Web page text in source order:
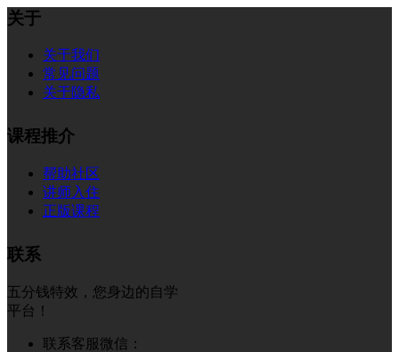
关于
关于我们
常见问题
关于隐私
课程推介
帮助社区
讲师入住
正版课程
联系
五分钱特效，您身边的自学
平台！
联系客服微信：